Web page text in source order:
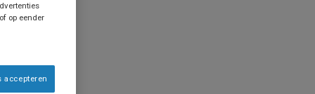
op eender
accepteren